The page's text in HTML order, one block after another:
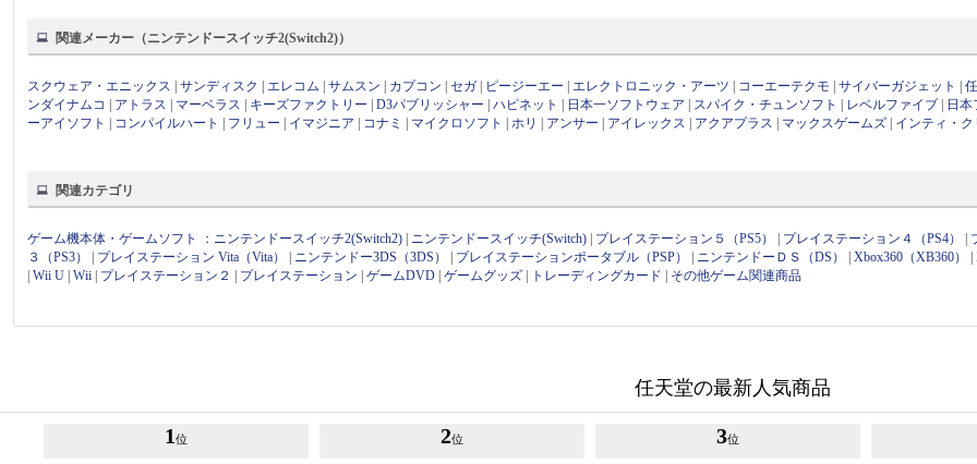
関連メーカー（ニンテンドースイッチ2(Switch2)）
スクウェア・エニックス |サンディスク エレコム |サムスン カプコン |セガ ピージーエー エレクトロニック・アーツ コーエーテクモ |サイバーガジェット |
ンダイナムコ
アトラス マーベラス キーズファクトリー |D3パブリッシャー |ハピネット 日本一ソフトウェア スパイク・チュンソフト レベルファイブ 日本
ーアイソフト
コンパイルハート フリュー イマジニア コナミ マイクロソフト |ホリ アンサー アイレックス アクアプラス マックスゲームズ インティ・ク
関連カテゴリ
ゲーム機本体・ゲームソフト ： ニンテンドースイッチ2(Switch2) ニンテンドースイッチ(Switch) プレイステーション５（PS5） プレイステーション４（PS4）
３（PS3）
プレイステーション Vita（Vita） ニンテンドー3DS（3DS） プレイステーションポータブル（PSP） ニンテンドーＤＳ（DS） |Xbox360（XB360） |
|Wii U |Wii プレイステーション２ プレイステーション |ゲームDVD |ゲームグッズ トレーディングカード その他ゲーム関連商品
任天堂の最新人気商品
1 位 2位 3位